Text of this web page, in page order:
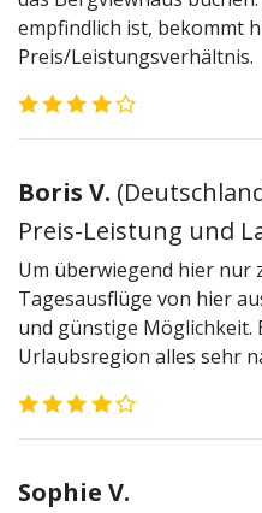
empfindlich ist, bekommt
Preis/Leistungsverhältnis.
Boris V. (
Preis-Leistung und
Um überwiegend hier nur
Tagesausflüge von hier
und günstige Möglichkeit.
Urlaubsregion alles sehr
Sophie V.